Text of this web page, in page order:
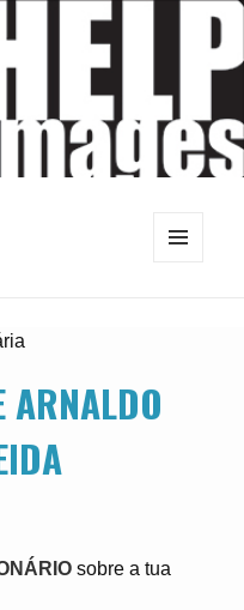
ARNALDO
sobre a tua